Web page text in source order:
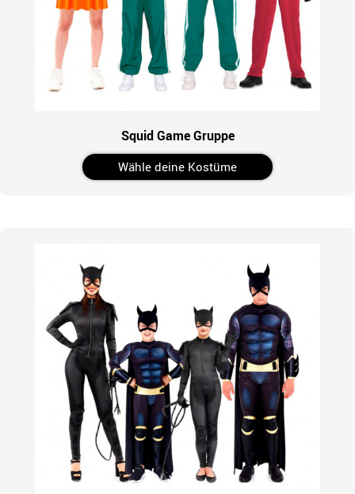
Squid Game Gruppe
Wähle deine Kostüme